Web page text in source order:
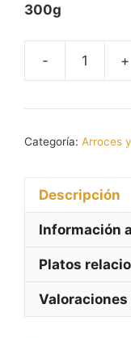
300g
- +
Categoría: Arroces
Descripción
Información
Platos